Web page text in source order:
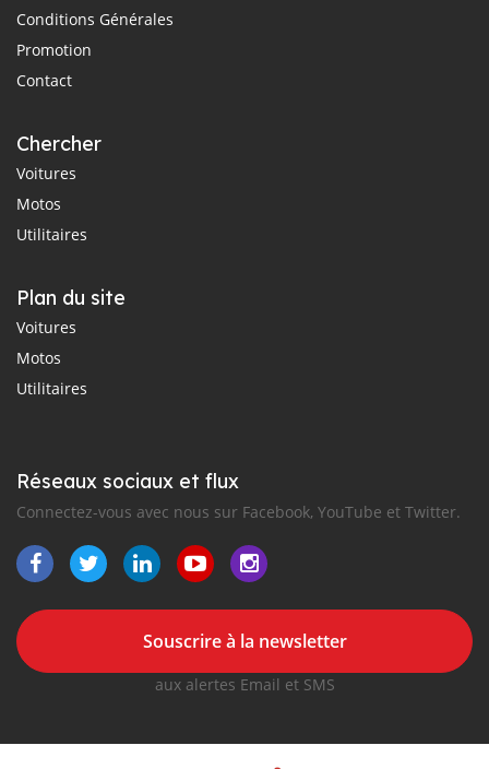
Conditions Générales
Promotion
Contact
Chercher
Voitures
Motos
Utilitaires
Plan du site
Voitures
Motos
Utilitaires
Réseaux sociaux et flux
Connectez-vous avec nous sur Facebook, YouTube et Twitter.
Souscrire à la newsletter
aux alertes Email et SMS